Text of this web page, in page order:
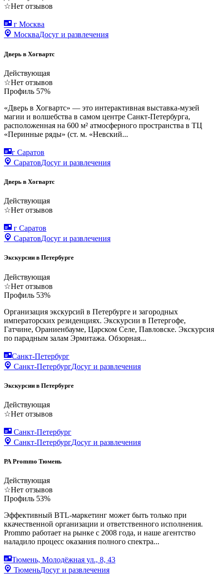
☆Нет отзывов
г Москва
МоскваДосуг и развлечения
Дверь в Хогвартс
Действующая
☆Нет отзывов
Профиль 57%
«Дверь в Хогвартс» — это интерактивная выставка-музей
магии и волшебства в самом центре Санкт-Петербурга,
расположенная на 600 м² атмосферного пространства в ТЦ
«Перинные ряды» (ст. м. «Невский...
г Саратов
СаратовДосуг и развлечения
Дверь в Хогвартс
Действующая
☆Нет отзывов
г Саратов
СаратовДосуг и развлечения
Экскурсии в Петербурге
Действующая
☆Нет отзывов
Профиль 53%
Организация экскурсий в Петербурге и загородных
императорских резиденциях. Экскурсии в Петергофе,
Гатчине, Ораниенбауме, Царском Селе, Павловске. Экскурсия
по парадным залам Эрмитажа. Обзорная...
Санкт-Петербург
Санкт-ПетербургДосуг и развлечения
Экскурсии в Петербурге
Действующая
☆Нет отзывов
Санкт-Петербург
Санкт-ПетербургДосуг и развлечения
РА Prommo Тюмень
Действующая
☆Нет отзывов
Профиль 53%
Эффективный BTL-маркетинг может быть только при
ккачественной организации и ответственного исполнения.
Prommo работает на рынке с 2008 года, и наше агентство
наладило процесс оказания полного спектра...
Тюмень, Молодёжная ул., 8, 43
ТюменьДосуг и развлечения